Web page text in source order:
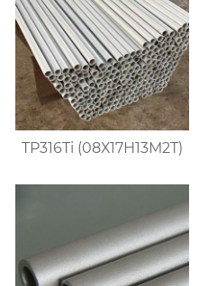
TP316Ti (08Х17Н13М2Т)